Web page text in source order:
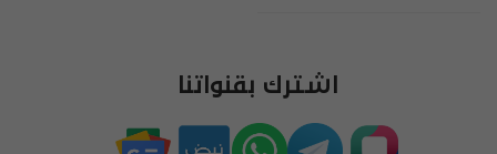
اشترك بقنواتنا